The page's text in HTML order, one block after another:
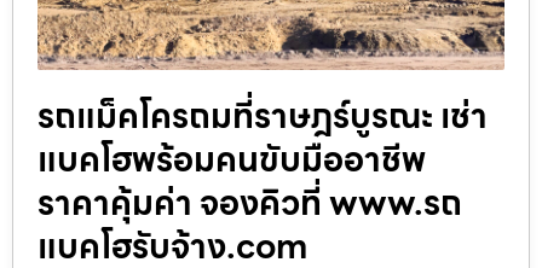
รถแม็คโครถมที่ราษฎร์บูรณะ เช่า
แบคโฮพร้อมคนขับมืออาชีพ
ราคาคุ้มค่า จองคิวที่ www.รถ
แบคโฮรับจ้าง.com